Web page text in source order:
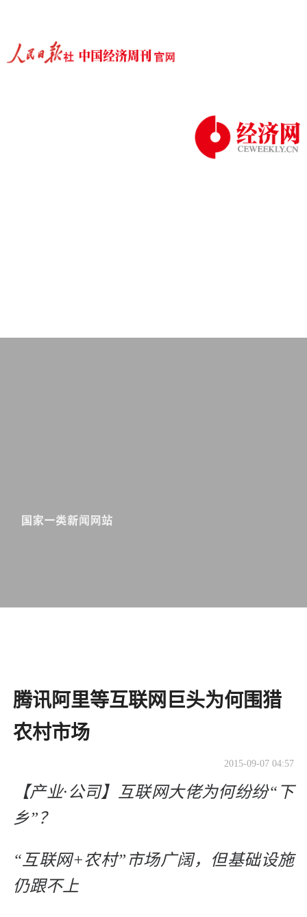
腾讯阿里等互联网巨头为何围猎
农村市场
2015-09-07 04:57
【产业·公司】互联网大佬为何纷纷“下
乡”？
“互联网+农村”市场广阔，但基础设施
仍跟不上